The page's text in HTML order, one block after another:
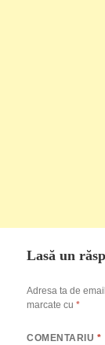
Lasă un
Adresa ta de
marcate cu*
COMENTARIU *